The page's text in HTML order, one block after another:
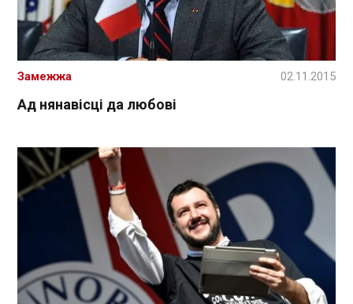
Ад нянавісці да любові
Замежжа 02.11.2015